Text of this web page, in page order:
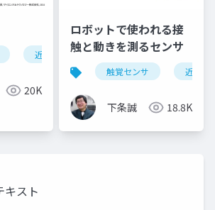
近接覚センサ すべり覚センサ
20K
ロボットで使われる接
触と動きを測るセンサ
触覚センサ 近接覚
下条誠 18.8K
キスト